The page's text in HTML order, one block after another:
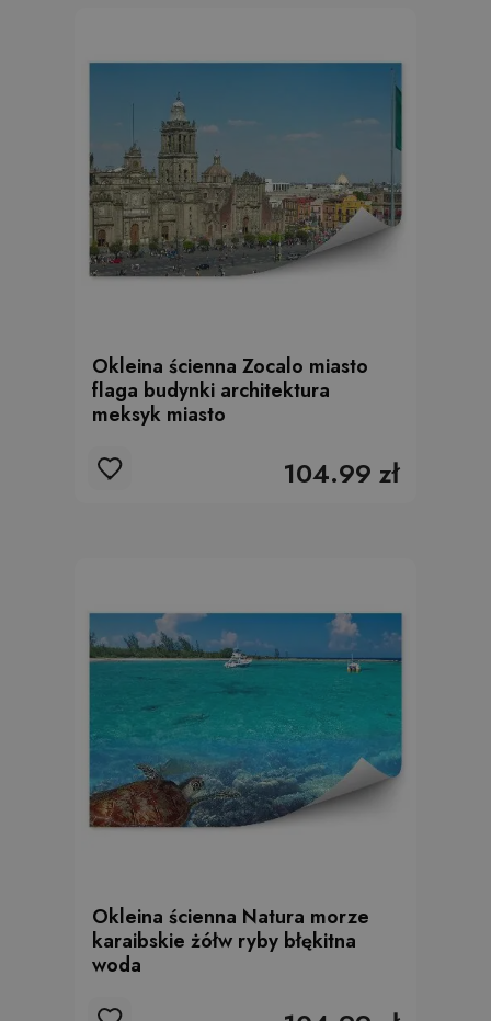
Okleina ścienna Zocalo miasto
flaga budynki architektura
meksyk miasto
104.99 zł
Okleina ścienna Natura morze
karaibskie żółw ryby błękitna
woda